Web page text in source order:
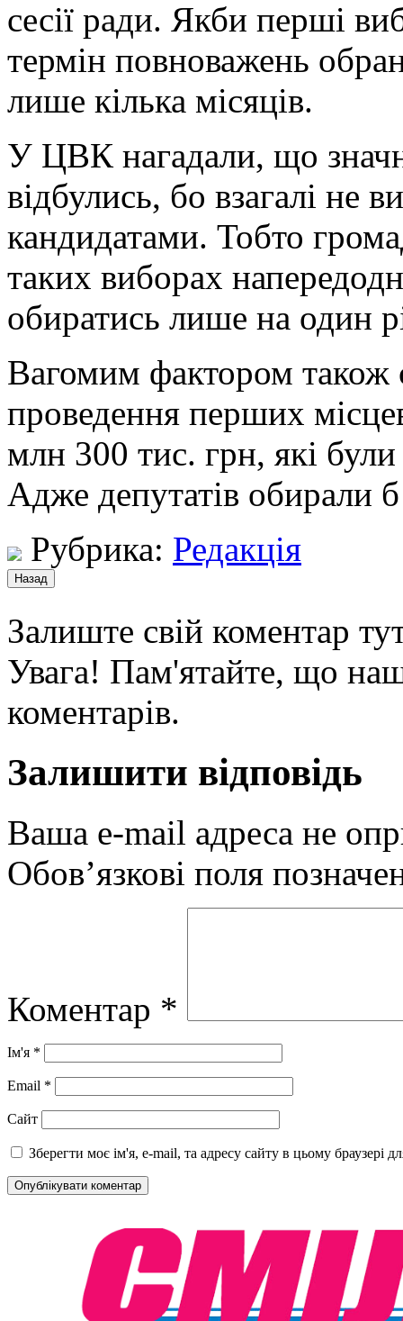
сесії ради. Якби перші
термін повноважень
лише кілька місяців.
У ЦВК нагадали, що
відбулись, бо взагалі не
кандидатами. Тобто
таких виборах
обиратись лише на один
Вагомим фактором також
проведення перших
млн 300 тис. грн, які
Адже депутатів обирали
Рубрика: Редакція
Залиште свій коментар
Увага! Пам'ятайте, що
коментарів.
Залишити відповідь
Ваша e-mail адреса не
Обов’язкові поля
Коментар *
Ім'я *
Email *
Сайт
Зберегти моє ім'я, e-mail, та адресу сайту в цьому браузері